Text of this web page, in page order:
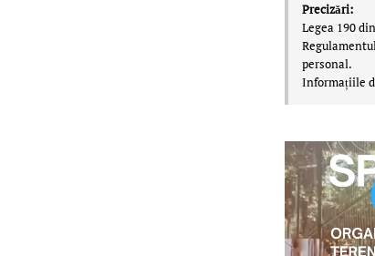
Precizări:
Legea 190
personal.
Informațiile